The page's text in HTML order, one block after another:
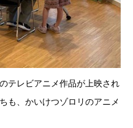
テレビアニメ作品が上映され
も、かいけつゾロリのアニメ